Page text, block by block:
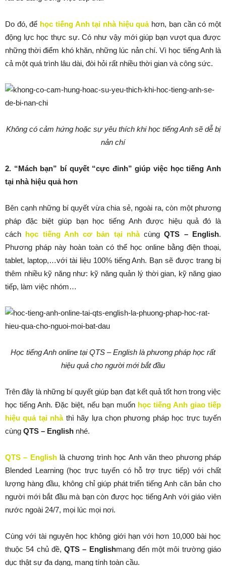
Do đó, để học tiếng Anh tại nhà hiệu quả hơn, bạn cần có một
động lực học thực sự. Có như vậy mới giúp bạn vượt qua được
những thời điểm khó khăn, những lúc nản chí. Vì học tiếng Anh là
cả một quá trình lâu dài, đòi hỏi rất nhiều thời gian và công sức.
Không có cảm hứng hoặc sự yêu thích khi học tiếng Anh sẽ dễ bị
nản chí
2. “Mách bạn” bí quyết “cực đỉnh” giúp việc học tiếng Anh
tại nhà hiệu quả hơn
Bên cạnh những bí quyết vừa chia sẻ, ngoài ra, còn một phương
pháp đặc biệt giúp bạn học tiếng Anh được hiệu quả đó là
cách học tiếng Anh cơ bản tại nhàcùngQTS – English.
Phương pháp này hoàn toàn có thể học online bằng điện thoại,
tablet, laptop,…với tài liệu 100% tiếng Anh. Bạn sẽ được trang bị
thêm nhiều kỹ năng như: kỹ năng quản lý thời gian, kỹ năng giao
tiếp, làm việc nhóm…
Học tiếng Anh online tại QTS – English là phương pháp học rất
hiệu quả cho người mới bắt đầu
Trên đây là những bí quyết giúp bạn đạt kết quả tốt hơn trong việc
học tiếng Anh. Đặc biệt, nếu bạn muốn học tiếng Anh giao tiếp
hiệu quả tại nhàthì hãy lựa chọn phương pháp học trực tuyến
cùng QTS – English nhé.
QTS – Englishlà chương trình học Anh văn theo phương pháp
Blended Learning (học trực tuyến có hỗ trợ trực tiếp) với chất
lượng hàng đầu, không chỉ giúp phát triển tiếng Anh căn bản cho
người mới bắt đầu mà bạn còn được học tiếng Anh với giáo viên
nước ngoài 24/7, mọi lúc mọi nơi.
Cùng với tài nguyên học không giới hạn với hơn 10,000 bài học
thuộc 54 chủ đề,QTS – Englishmang đến một môi trường giáo
dục thật sự đa dạng, mang tính toàn cầu.